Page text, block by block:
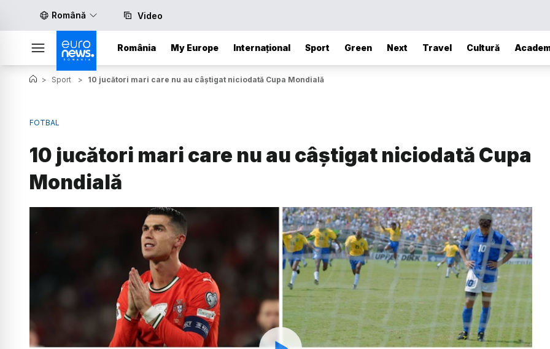
Română Video
România My Europe Internațional Sport Green Next Travel Cultură
> Sport > 10 jucători mari care nu au câștigat niciodată Cupa Mondială
FOTBAL
10 jucători mari care nu au câștigat niciodată Cupa
Mondială